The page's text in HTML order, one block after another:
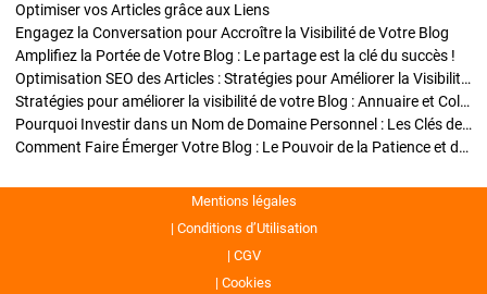
Optimiser vos Articles grâce aux Liens
Engagez la Conversation pour Accroître la Visibilité de Votre Blog
Amplifiez la Portée de Votre Blog : Le partage est la clé du succès !
Optimisation SEO des Articles : Stratégies pour Améliorer la Visibilité de Votre Blog
Stratégies pour améliorer la visibilité de votre Blog : Annuaire et Collaborations
Pourquoi Investir dans un Nom de Domaine Personnel : Les Clés de la Réussite de Votre Blog
Comment Faire Émerger Votre Blog : Le Pouvoir de la Patience et de la Persévérance
Mentions légales
Conditions d’Utilisation
CGV
Cookies